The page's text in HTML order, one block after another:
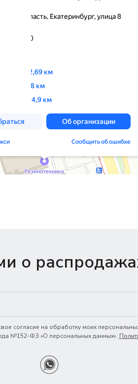
о
согласие на обработку моих
№152-ФЗ «О персональных данных».